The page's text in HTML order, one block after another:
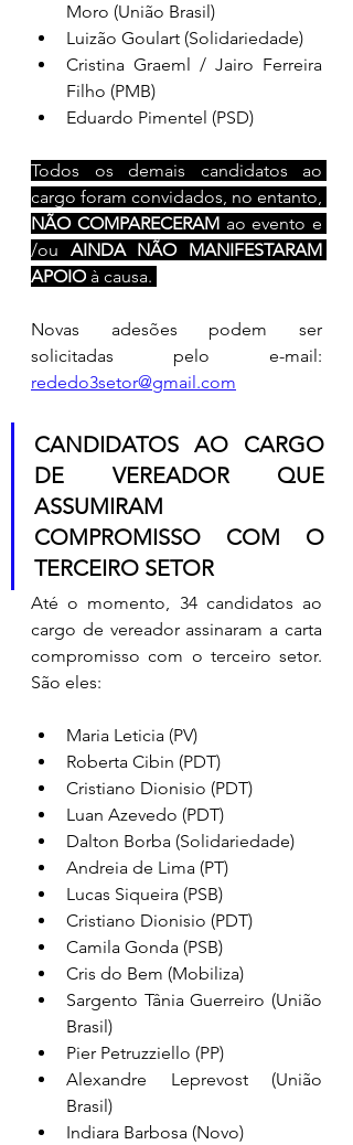
Moro (União Brasil)
Luizão Goulart (Solidariedade)
Cristina Graeml / Jairo Ferreira
Filho (PMB)
Eduardo Pimentel (PSD)
Todos os demais candidatos ao
NÃO COMPARECERAM ao evento e
/ou AINDA NÃO MANIFESTARAM
APOIO à causa.
Novas adesões podem ser
rededo3setor@gmail.com
CANDIDATOS AO CARGO
DE VEREADOR QUE
ASSUMIRAM
COMPROMISSO COM O
TERCEIRO SETOR
Até o momento, 34 candidatos ao
cargo de vereador assinaram a carta
compromisso com o terceiro setor.
São eles:
Maria Leticia (PV)
Roberta Cibin (PDT)
Cristiano Dionisio (PDT)
Luan Azevedo (PDT)
Dalton Borba (Solidariedade)
Andreia de Lima (PT)
Lucas Siqueira (PSB)
Cristiano Dionisio (PDT)
Camila Gonda (PSB)
Cris do Bem (Mobiliza)
Sargento Tânia Guerreiro (União
Brasil)
Pier Petruzziello (PP)
Alexandre Leprevost (União
Brasil)
Indiara Barbosa (Novo)